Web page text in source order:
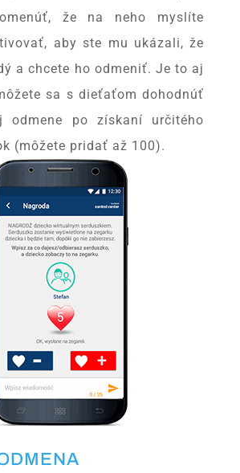
že na neho myslíte
aby ste mu ukázali, že
a chcete ho odmeniť. Je to aj
sa s dieťaťom dohodnúť
odmene po získaní určitého
(môžete pridať až 100).